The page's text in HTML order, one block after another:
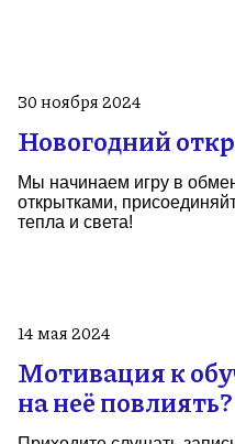
30 ноября 2024
Новогодний
Мы начинаем игру в
открытками,
тепла и света!
14 мая 2024
Мотивация к
на неё повлиять?